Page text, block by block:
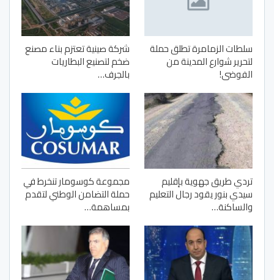
سلطات الزمامرة تطلق حملة
لتحرير شوارع المدينة من
الفوضى!
شركة صينية تعتزم بناء مصنع
ضخم لتصنيع البطاريات
بالجرف…
تردي طريق جهوية بإقليم
سيدي بنور يقود رجال التعليم
والساكنة…
مجموعة كوسومار تنخرط في
حملة التضامن الوطني لتقدم
بمساهمة…